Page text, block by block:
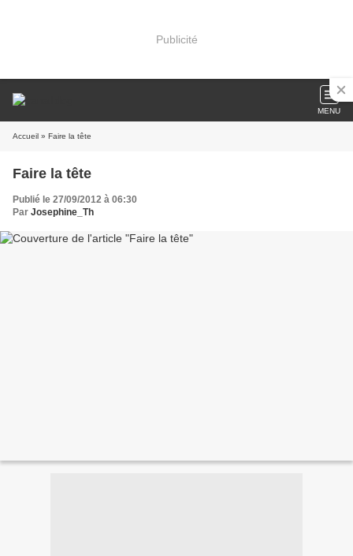
Publicité
MENU
Accueil » Faire la tête
Faire la tête
Publié le 27/09/2012 à 06:30
Par Josephine_Th